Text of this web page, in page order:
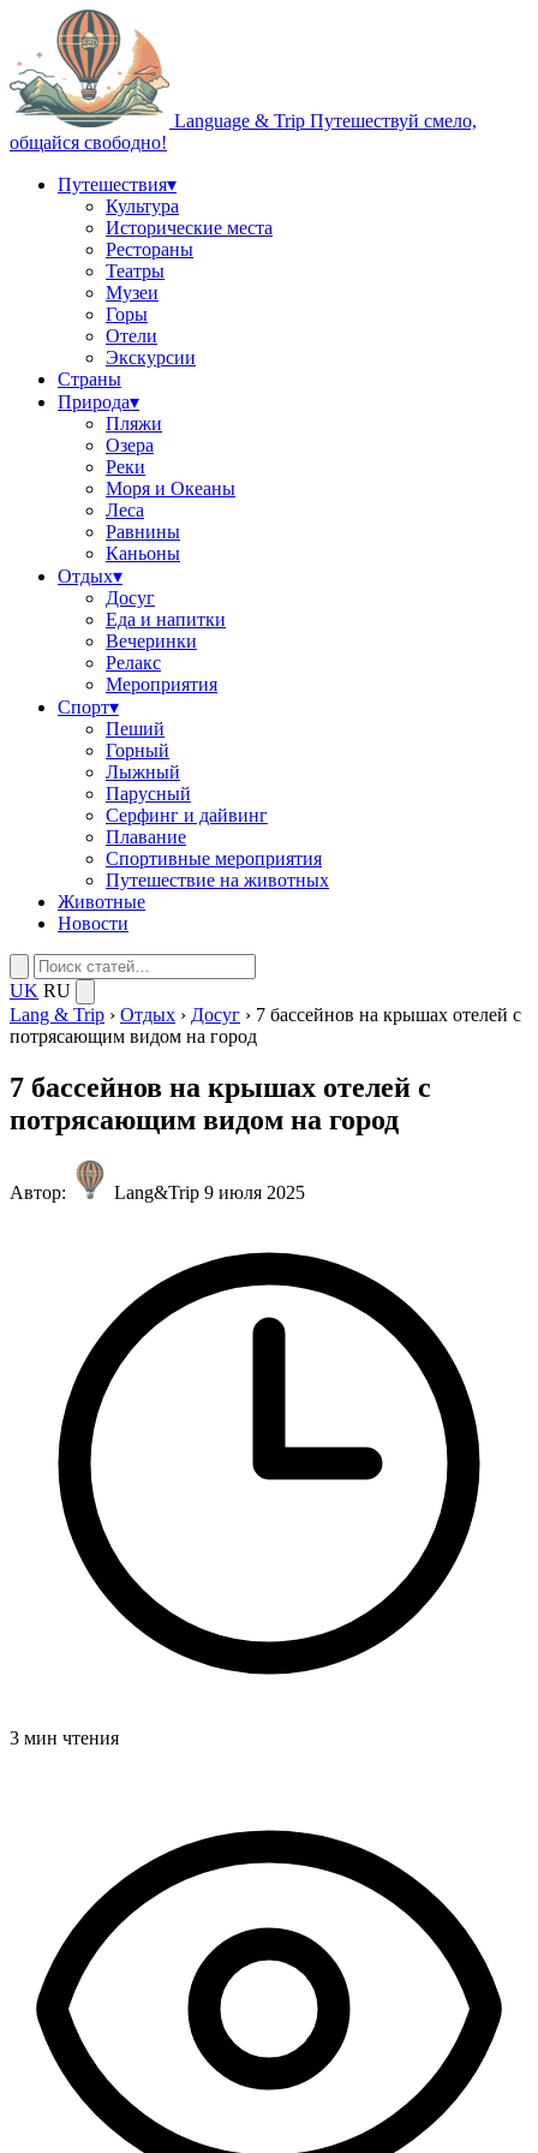
Language & Trip Путешествуй смело,
общайся свободно!
Путешествия▾
Культура
Исторические места
Рестораны
Театры
Музеи
Горы
Отели
Экскурсии
Страны
Природа▾
Пляжи
Озера
Реки
Моря и Океаны
Леса
Равнины
Каньоны
Отдых▾
Досуг
Еда и напитки
Вечеринки
Релакс
Мероприятия
Спорт▾
Пеший
Горный
Лыжный
Парусный
Серфинг и дайвинг
Плавание
Спортивные мероприятия
Путешествие на животных
Животные
Новости
UK RU
Lang & Trip › Отдых › Досуг › 7 бассейнов на крышах отелей с
потрясающим видом на город
7 бассейнов на крышах отелей с
потрясающим видом на город
Автор: Lang&Trip 9 июля 2025
3 мин чтения